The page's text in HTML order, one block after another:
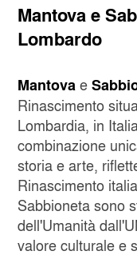
Mantova e
Lombardo
Mantovae
Rinascimento
Lombardia, in
combinazione
storia e arte,
Rinascimento
Sabbioneta sono
dell'Umanità
valore culturale e